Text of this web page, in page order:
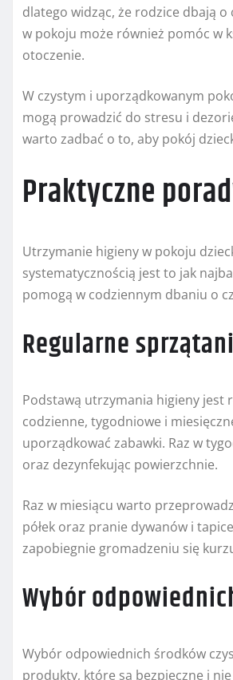
dlatego widząc, że rodzice dbają
w pokoju może również pomóc w
otoczenie.
W czystym i uporządkowanym
mogą prowadzić do stresu i
warto zadbać o to, aby pokój
Praktyczne
Utrzymanie higieny w pokoju
systematycznością jest to jak
pomogą w codziennym dbaniu o
Regularne
Podstawą utrzymania higieny jest
codzienne, tygodniowe i
uporządkować zabawki. Raz w
oraz dezynfekując powierzchnie.
Raz w miesiącu warto
półek oraz pranie dywanów i
zapobiegnie gromadzeniu się
Wybór
Wybór odpowiednich środków
produkty, które są bezpieczne i